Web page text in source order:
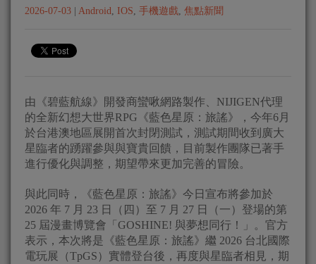
2026-07-03 Android, IOS, 手機遊戲, 焦點新聞
由《碧藍航線》開發商蠻啾網路製作、NIJIGEN代理
的全新幻想大世界RPG《藍色星原：旅謠》，今年6月
於台港澳地區展開首次封閉測試，測試期間收到廣大
星臨者的踴躍參與與寶貴回饋，目前製作團隊已著手
進行優化與調整，期望帶來更加完善的冒險。
與此同時，《藍色星原：旅謠》今日宣布將參加於
2026 年 7 月 23 日（四）至 7 月 27 日（一）登場的第
25 屆漫畫博覽會「GOSHINE! 與夢想同行！」。官方
表示，本次將是《藍色星原：旅謠》繼 2026 台北國際
電玩展（TpGS）實體登台後，再度與星臨者相見，期